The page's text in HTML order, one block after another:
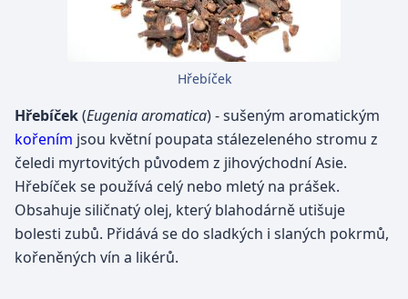
Hřebíček
Hřebíček(Eugenia aromatica) - sušeným aromatickým
kořením jsou květní poupata stálezeleného stromu z
čeledi myrtovitých původem z jihovýchodní Asie.
Hřebíček se používá celý nebo mletý na prášek.
Obsahuje siličnatý olej, který blahodárně utišuje
bolesti zubů. Přidává se do sladkých i slaných pokrmů,
kořeněných vín a likérů.